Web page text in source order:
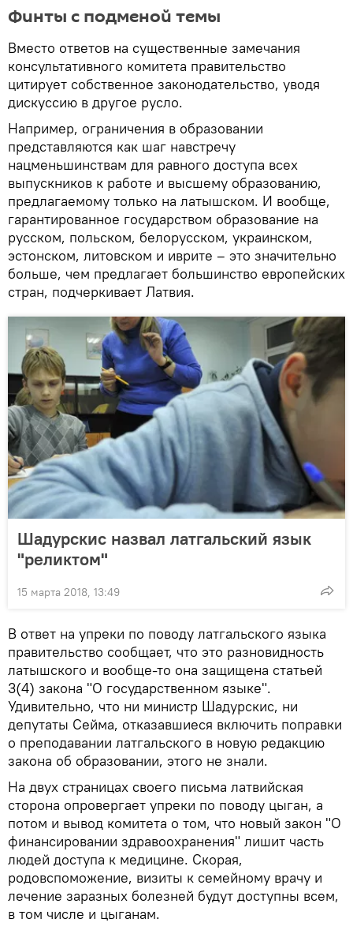
Финты с подменой темы
Вместо ответов на существенные замечания
консультативного комитета правительство
цитирует собственное законодательство, уводя
дискуссию в другое русло.
Например, ограничения в образовании
представляются как шаг навстречу
нацменьшинствам для равного доступа всех
выпускников к работе и высшему образованию,
предлагаемому только на латышском. И вообще,
гарантированное государством образование на
русском, польском, белорусском, украинском,
эстонском, литовском и иврите – это значительно
больше, чем предлагает большинство европейских
стран, подчеркивает Латвия.
Шадурскис назвал латгальский язык
"реликтом"
15 марта 2018, 13:49
В ответ на упреки по поводу латгальского языка
правительство сообщает, что это разновидность
латышского и вообще-то она защищена статьей
3(4) закона "О государственном языке".
Удивительно, что ни министр Шадурскис, ни
депутаты Сейма, отказавшиеся включить поправки
о преподавании латгальского в новую редакцию
закона об образовании, этого не знали.
На двух страницах своего письма латвийская
сторона опровергает упреки по поводу цыган, а
потом и вывод комитета о том, что новый закон "О
финансировании здравоохранения" лишит часть
людей доступа к медицине. Скорая,
родовспоможение, визиты к семейному врачу и
лечение заразных болезней будут доступны всем,
в том числе и цыганам.